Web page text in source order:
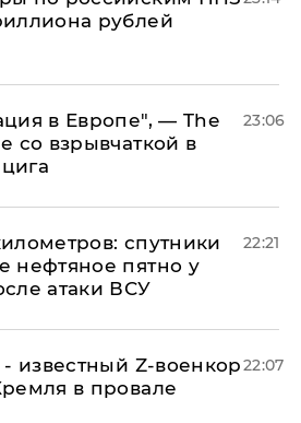
рублей
в Европе", — The
со взрывчаткой в
23:06
спутники
нефтяное пятно у
атаки ВСУ
22:21
известный Z-военкор
в провале
22:07